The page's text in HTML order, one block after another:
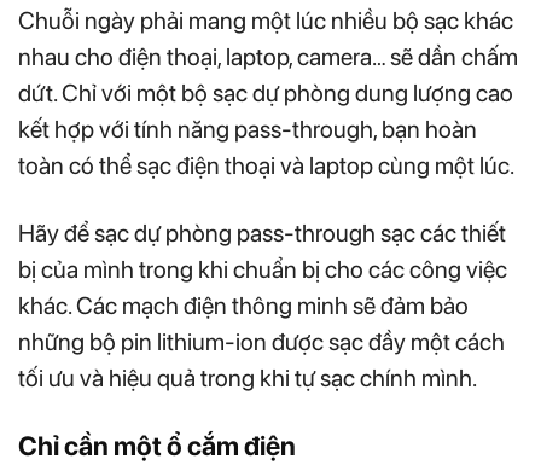
Chuỗi ngày phải mang một lúc nhiều bộ sạc khác
nhau cho điện thoại, laptop, camera… sẽ dần chấm
dứt. Chỉ với một bộ sạc dự phòng dung lượng cao
kết hợp với tính năng pass-through, bạn hoàn
toàn có thể sạc điện thoại và laptop cùng một lúc.
Hãy để sạc dự phòng pass-through sạc các thiết
bị của mình trong khi chuẩn bị cho các công việc
khác. Các mạch điện thông minh sẽ đảm bảo
những bộ pin lithium-ion được sạc đầy một cách
tối ưu và hiệu quả trong khi tự sạc chính mình.
Chỉ cần một ổ cắm điện